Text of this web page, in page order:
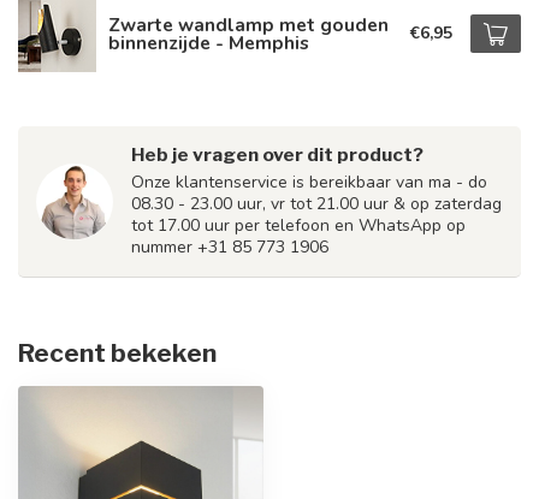
Zwarte wandlamp met gouden
binnenzijde - Memphis €6,95
Heb je vragen over dit product?
Onze klantenservice is bereikbaar van ma - do
08.30 - 23.00 uur, vr tot 21.00 uur & op zaterdag
tot 17.00 uur per telefoon en WhatsApp op
nummer +31 85 773 1906
Recent bekeken